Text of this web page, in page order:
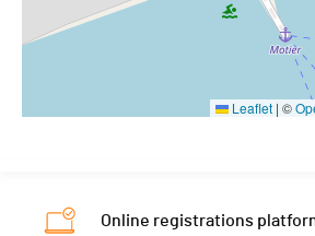
Leaflet | ©
Online registrations